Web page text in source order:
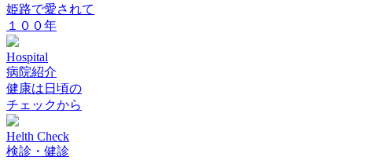
姫路で愛されて
１００年
Hospital
病院紹介
健康は日頃の
チェックから
Helth Check
検診・健診